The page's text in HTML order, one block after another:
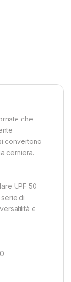
che
convertono
cerniera.
UPF 50
serie di
e